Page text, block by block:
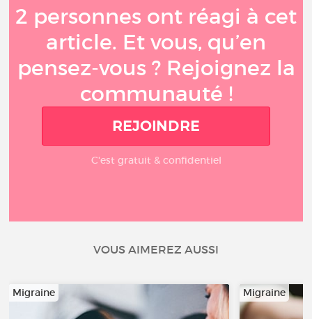
2 personnes ont réagi à cet
article. Et vous, qu’en
pensez-vous ? Rejoignez la
communauté !
REJOINDRE
C'est gratuit & confidentiel
VOUS AIMEREZ AUSSI
Migraine Migraine